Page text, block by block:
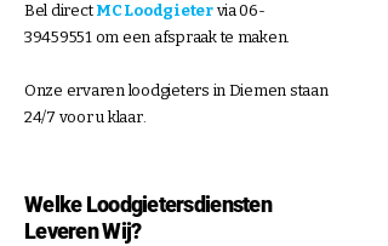
Bel direct MC Loodgietervia06-
39459551om een afspraak te maken.
Onze ervaren loodgieters in Diemen staan
24/7 voor u klaar.
Welke Loodgietersdiensten
Leveren Wij?